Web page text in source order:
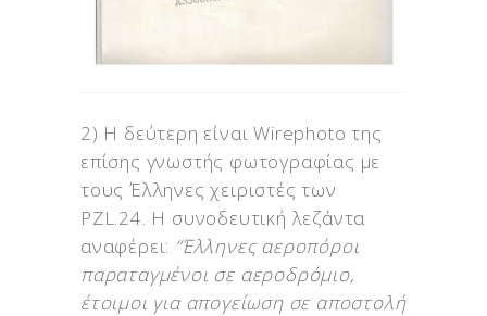
2) Η δεύτερη είναι Wirephoto της
επίσης γνωστής φωτογραφίας με
τους Έλληνες χειριστές των
PZL.24. Η συνοδευτική λεζάντα
αναφέρει: “Έλληνες αεροπόροι
παραταγμένοι σε αεροδρόμιο,
έτοιμοι για απογείωση σε αποστολή